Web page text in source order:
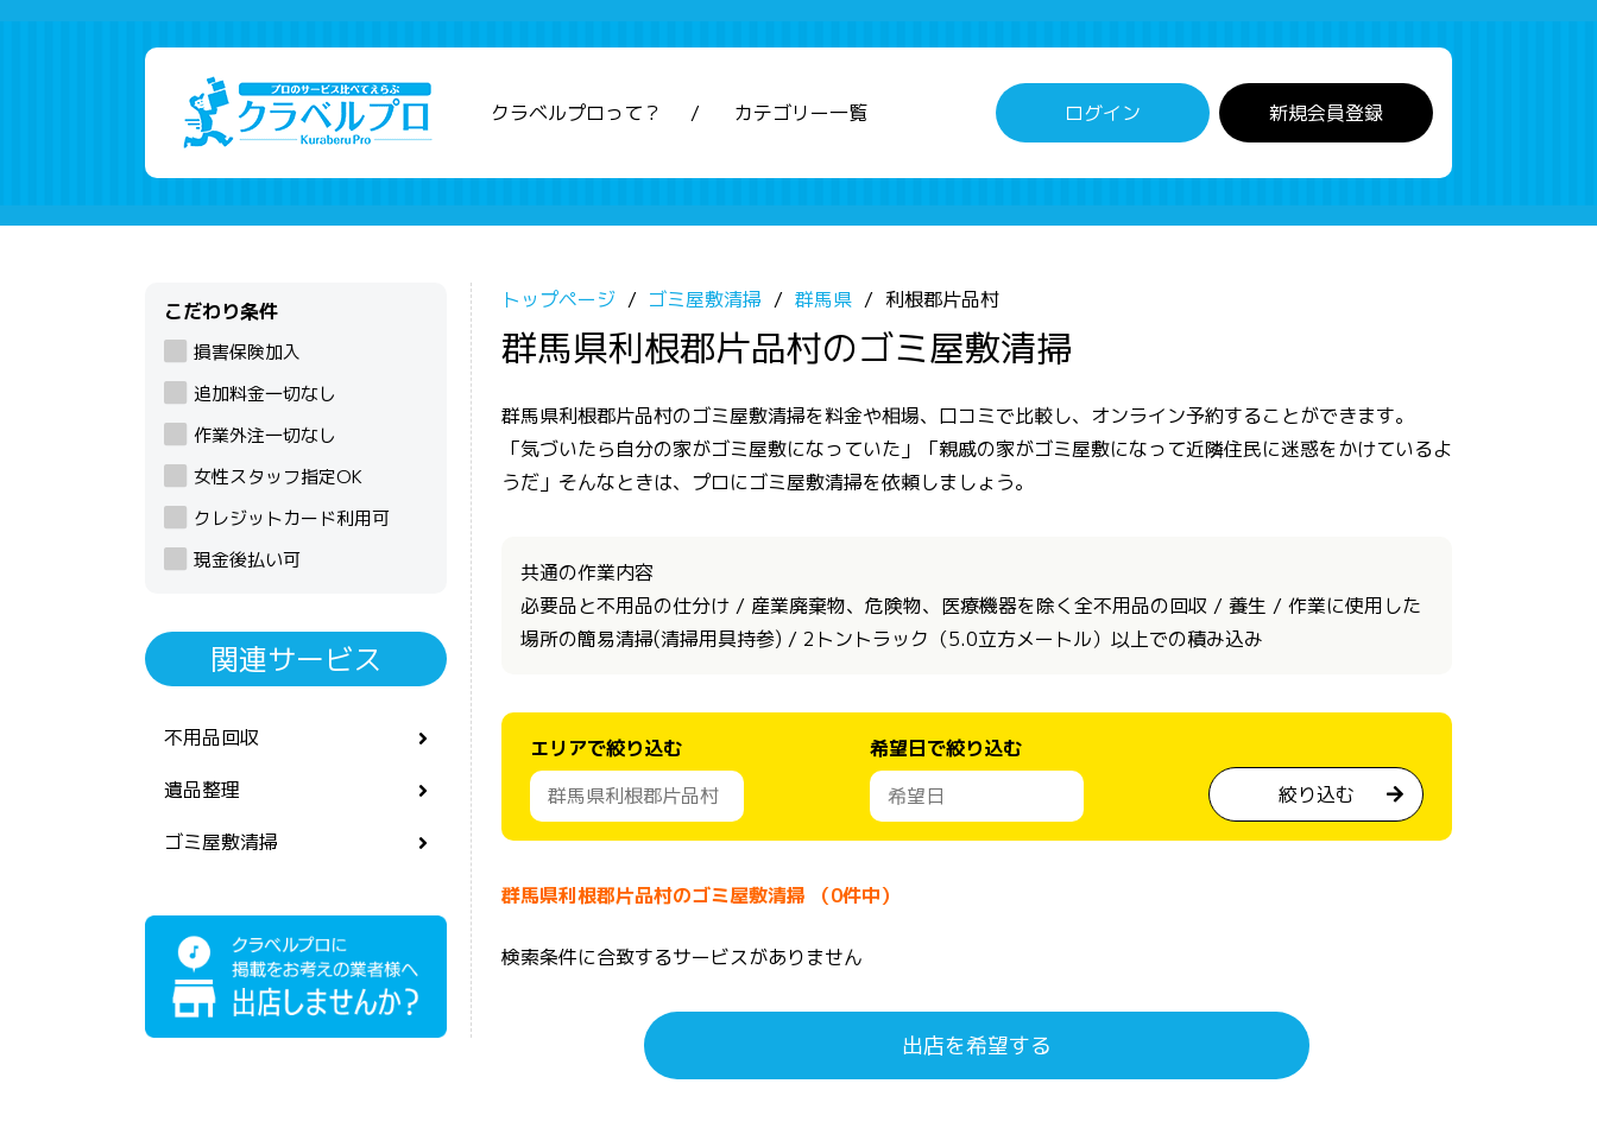
クラベルプロって？ カテゴリー一覧 ログイン 新規会員登録
トップページ ゴミ屋敷清掃 群馬県 利根郡片品村
群馬県利根郡片品村のゴミ屋敷清掃
群馬県利根郡片品村のゴミ屋敷清掃を料金や相場、口コミで比較し、オンライン予約することができます。
「気づいたら自分の家がゴミ屋敷になっていた」「親戚の家がゴミ屋敷になって近隣住民に迷惑をかけているよ
うだ」そんなときは、プロにゴミ屋敷清掃を依頼しましょう。
共通の作業内容
必要品と不用品の仕分け / 産業廃棄物、危険物、医療機器を除く全不用品の回収 / 養生 / 作業に使用した
場所の簡易清掃(清掃用具持参) / 2トントラック（5.0立方メートル）以上での積み込み
エリアで絞り込む
希望日で絞り込む
絞り込む
群馬県利根郡片品村のゴミ屋敷清掃 （0件中）
検索条件に合致するサービスがありません
出店を希望する
こだわり条件
損害保険加入
追加料金一切なし
作業外注一切なし
女性スタッフ指定OK
クレジットカード利用可
現金後払い可
関連サービス
不用品回収
遺品整理
ゴミ屋敷清掃